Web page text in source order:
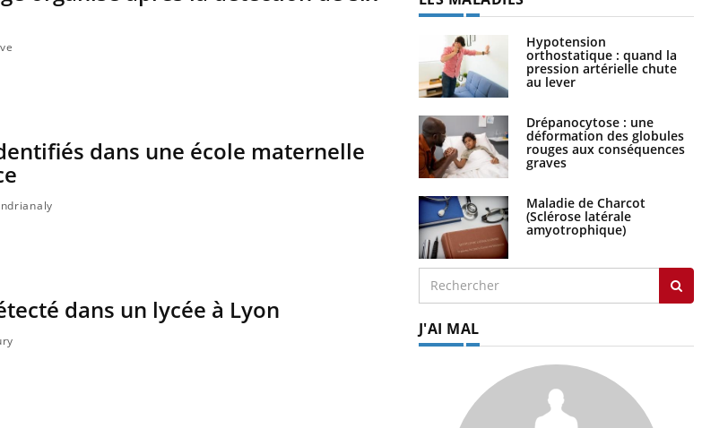
dans une école maternelle
dans un lycée à Lyon
Hypotension
orthostatique : quand la
pression artérielle chute
au lever
Drépanocytose : une
déformation des globules
rouges aux conséquences
graves
Maladie de Charcot
(Sclérose latérale
amyotrophique)
J'AI MAL